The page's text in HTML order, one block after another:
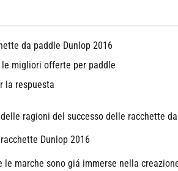
da paddle Dunlop 2016
migliori offerte per paddle
la respuesta
ragioni del successo delle racchette
Dunlop 2016
le marche sono giá immerse nella